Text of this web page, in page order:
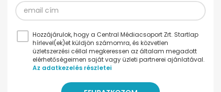
Hozzájárulok, hogy a Central Médiacsoport Zrt. Startlap
hírlevel(ek)et küldjön számomra, és közvetlen
üzletszerzési céllal megkeressen az általam megadott
elérhetőségeimen saját vagy üzleti partnerei ajánlatával.
Az adatkezelés részletei